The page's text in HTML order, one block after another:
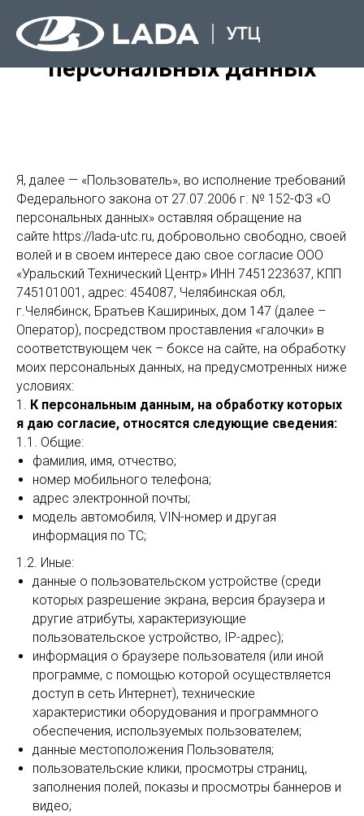
Согласие на обработку
персональных данных
Я, далее — «Пользователь», во исполнение требований
Федерального закона от 27.07.2006 г. № 152-ФЗ «О
персональных данных» оставляя обращение на
сайте https://lada-utc.ru, добровольно свободно, своей
волей и в своем интересе даю свое согласие ООО
«Уральский Технический Центр» ИНН 7451223637, КПП
745101001, адрес: 454087, Челябинская обл,
г.Челябинск, Братьев Кашириных, дом 147 (далее –
Оператор), посредством проставления «галочки» в
соответствующем чек – боксе на сайте, на обработку
моих персональных данных, на предусмотренных ниже
условиях:
1. К персональным данным, на обработку которых
я даю согласие, относятся следующие сведения:
1.1. Общие:
фамилия, имя, отчество;
номер мобильного телефона;
адрес электронной почты;
модель автомобиля, VIN-номер и другая
информация по ТС;
1.2. Иные:
данные о пользовательском устройстве (среди
которых разрешение экрана, версия браузера и
другие атрибуты, характеризующие
пользовательское устройство, IP-адрес);
информация о браузере пользователя (или иной
программе, с помощью которой осуществляется
доступ в сеть Интернет), технические
характеристики оборудования и программного
обеспечения, используемых пользователем;
данные местоположения Пользователя;
пользовательские клики, просмотры страниц,
заполнения полей, показы и просмотры баннеров и
видео;